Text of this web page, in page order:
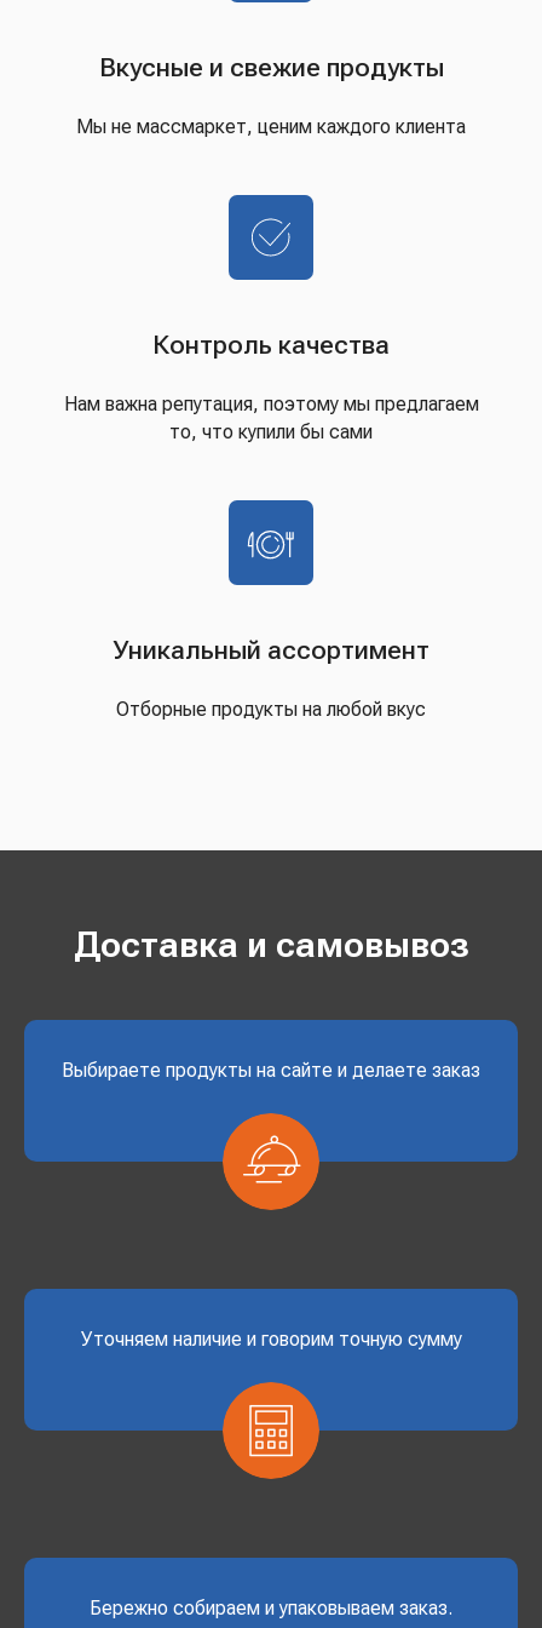
Вкусные и свежие продукты
Мы не массмаркет, ценим каждого клиента
Контроль качества
Нам важна репутация, поэтому мы предлагаем
то, что купили бы сами
Уникальный ассортимент
Отборные продукты на любой вкус
Доставка и самовывоз
Выбираете продукты на сайте и делаете заказ
Уточняем наличие и говорим точную сумму
Бережно собираем и упаковываем заказ.